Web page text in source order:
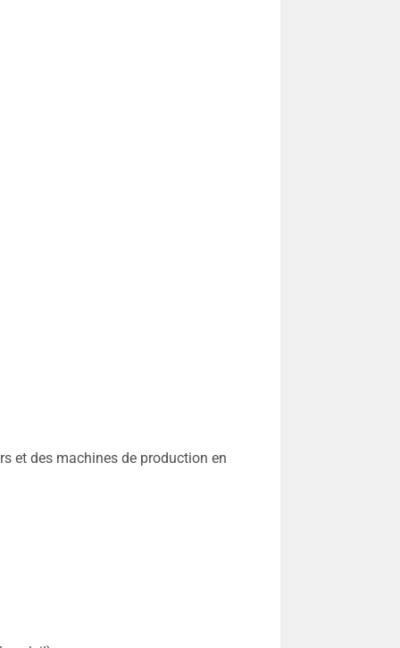
et des machines de production en